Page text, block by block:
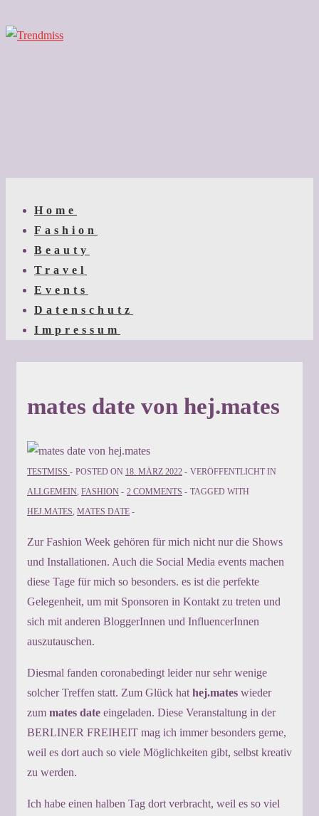
Zum
NavigationHome
Fashion
Beauty
Travel
Events
Datenschutz
Impressum
mates date von hej.mates
TESTMISS POSTED ON 18. MÄRZ 2022
VERÖFFENTLICHT IN
ALLGEMEIN FASHION 2 COMMENTS
TAGGED WITH
HEJ.MATES MATES DATE
Zur Fashion Week gehören für mich nicht nur die Shows
und Installationen. Auch die Social Media events machen
diese Tage für mich so besonders. es ist die perfekte
Gelegenheit, um mit Sponsoren in Kontakt zu treten und
sich mit anderen BloggerInnen und InfluencerInnen
auszutauschen.
Diesmal fanden coronabedingt leider nur sehr wenige
solcher Treffen statt. Zum Glück hat hej.mates wieder
zum mates date eingeladen. Diese Veranstaltung in der
BERLINER FREIHEIT mag ich immer besonders gerne,
weil es dort auch so viele Möglichkeiten gibt, selbst kreativ
zu werden.
Ich habe einen halben Tag dort verbracht, weil es so viel